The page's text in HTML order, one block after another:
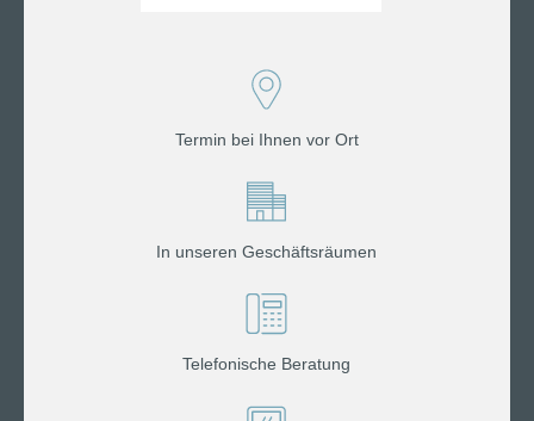
Termin bei Ihnen vor Ort
In unseren Geschäftsräumen
Telefonische Beratung